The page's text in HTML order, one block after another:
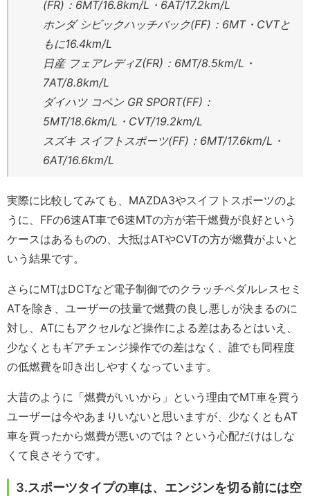
(FR)：6MT/16.8km/L・6AT/17.2km/L
ホンダ シビックハッチバック(FF)：6MT・CVTと
もに16.4km/L
日産 フェアレディZ(FR)：6MT/8.5km/L・
7AT/8.8km/L
ダイハツ コペン GR SPORT(FF)：
5MT/18.6km/L・CVT/19.2km/L
スズキ スイフトスポーツ(FF)：6MT/17.6km/L・
6AT/16.6km/L
実際に比較してみても、MAZDA3やスイフトスポーツのよ
うに、FFの6速AT車で6速MTの方が若干燃費が良好という
ケースはあるものの、大抵はATやCVTの方が燃費がよいと
いう結果です。
さらにMTはDCTなど電子制御でのクラッチペダルレスセミ
ATを除き、ユーザーの技量で燃費の良し悪しが決まるのに
対し、ATにもアクセルなど操作による差はあるとはいえ、
少なくともギアチェンジ操作での差はなく、誰でも同程度
の低燃費を叩き出しやすくなっています。
大昔のように「燃費がいいから」という理由でMT車を買う
ユーザーは今やあまりいないと思いますが、少なくともAT
車を買ったから燃費が悪いのでは？という心配だけはしな
くて良さそうです。
3.スポーツタイプの車は、エンジンを切る前には空